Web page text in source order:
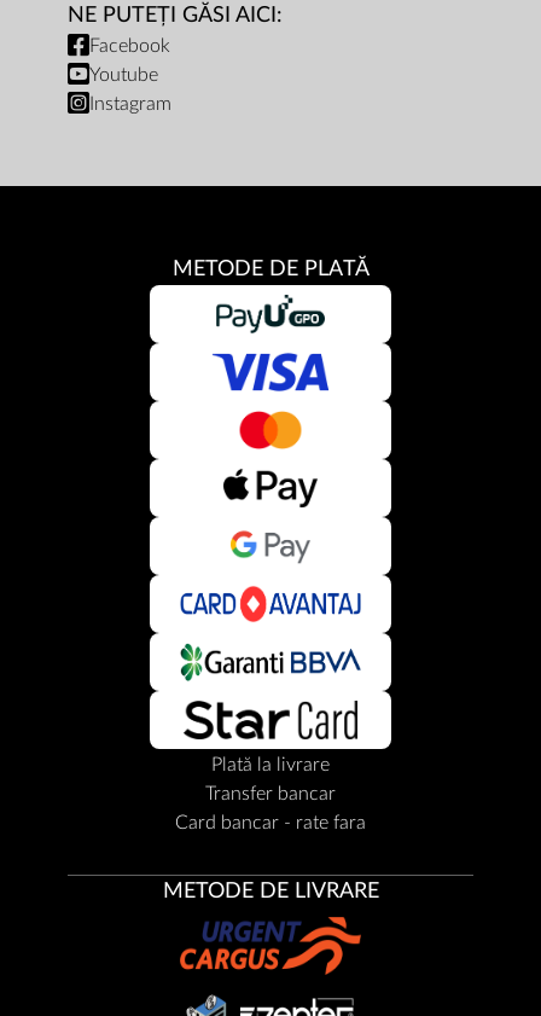
NE PUTEȚI GĂSI AICI:
Facebook
Youtube
Instagram
METODE DE PLATĂ
Plată la livrare
Transfer bancar
Card bancar - rate fara
METODE DE LIVRARE